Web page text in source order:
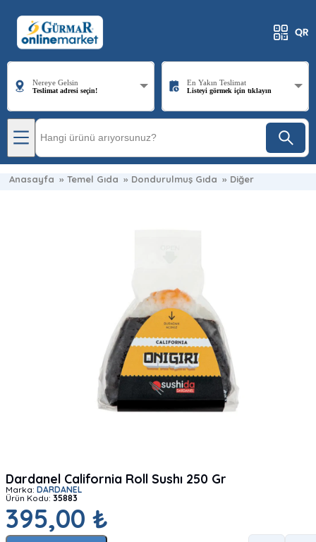
Nereye Gelsin
Teslimat adresi seçin!
En Yakın Teslimat
Listeyi görmek için tıklayın
Anasayfa » Temel Gıda » Dondurulmuş Gıda » Diğer
Dardanel California Roll Sushı 250 Gr
Marka: DARDANEL
Ürün Kodu: 35883
395,00 ₺